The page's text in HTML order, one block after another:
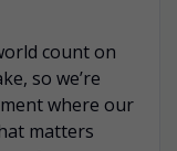
count on
so we’re
where our
matters